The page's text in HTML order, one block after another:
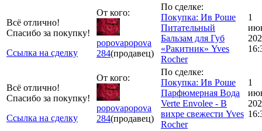
Всё отлично!
Спасибо за покупку!
Ссылка на сделку
От кого:
popovapopova
284(продавец)
По сделке:
Покупка: Ив Роше
Питательный
Бальзам для Губ
«Ракитник» Yves
Rocher
1
Всё отлично!
Спасибо за покупку!
Ссылка на сделку
От кого:
popovapopova
284(продавец)
По сделке:
Покупка: Ив Роше
Парфюмерная Вода
Verte Envolee - В
вихре свежести Yves
Rocher
1